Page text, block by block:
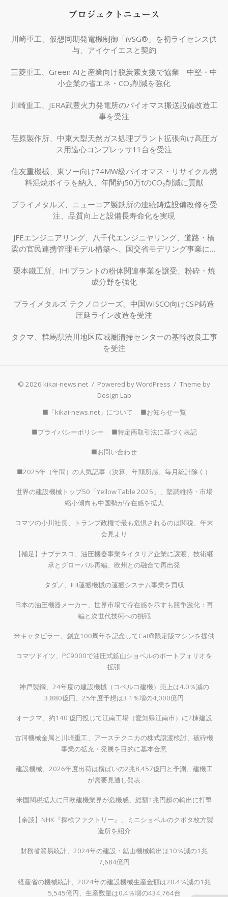
プロジェクトニュース
川崎重工、仮想同期発電機制御「iVSG®」を初ライセンス供
与、アイケイエスと契約
三菱重工、Green AIと産業向け脱炭素支援で協業 中堅・中
小企業の省エネ・CO₂削減を強化
川崎重工、JERA武豊火力発電所のバイオマス搬送設備改造工
事を受注
荏原製作所、中東大型天然ガス処理プラント拡張向け高圧ガ
ス用遠心コンプレッサ11台を受注
住友重機械、東ソー向け74MW級バイオマス・リサイクル燃
料混焼ボイラを納入、年間約50万tのCO₂削減に貢献
プライメタルズ、ニューコア製鉄所の連続鋳造設備改修を受
注、品質向上と設備長寿命化を実現
JFEエンジニアリング、八千代エンジニヤリング、道路・橋
梁の官民連携管理モデル構築へ、国交省モデリング事業に採
栗本鐵工所、IHIプラントの粉体関連事業を譲受、粉砕・焼
成分野を強化
プライメタルズ テクノロジーズ、中国WISCO向けCSP鋳造
圧延ライン改造を受注
タクマ、群馬県渋川地区広域圏清掃センターの基幹改良工事
を受注
© 2026 kikai-news.net / Powered by WordPress / Theme by
Design Lab
■「kikai-news.net」について
■お知らせ一覧
■プライバシーポリシー ■特定商取引法に基づく表記
■お問い合わせ
■2025年（年間）の人気記事（決算、年頭所感、毎月統計除く）
世界の建設機械トップ50「Yellow Table 2025」、堅調維持・市場
縮小傾向も中国勢が存在感を拡大
コマツの小川社長、トランプ政権で最も危惧されるのは関税、年末
会見より
【補足】ナブテスコ、油圧機器事業をイタリア企業に譲渡、技術継
承とグローバル再編、欧州との融合で再出発
タダノ、IHI運搬機械の運搬システム事業を買収
日本の油圧機器メーカー、世界市場で存在感を示すも競争激化：再
編と次世代技術への挑戦
米キャタピラー、創立100周年を記念してCat®限定版マシンを提供
コマツドイツ、PC9000で油圧式鉱山ショベルのポートフォリオを
拡張
神戸製鋼、24年度の建設機械（コベルコ建機）売上は4.0％減の
3,880億円、25年度予想は3.1％増の4,000億円
オークマ、約140 億円投じて江南工場（愛知県江南市）に2棟建設
古河機械金属と川崎重工、アーステクニカの株式譲渡検討、破砕機
事業の拡充・発展を目的に基本合意
建設機械、2026年度出荷は横ばいの2兆8,457億円と予測、建機工
が需要見通し発表
米国関税拡大に日欧建機業界が危機感、総額1兆円超の輸出に打撃
【余談】NHK『探検ファクトリー』、ミニショベルのクボタ枚方製
造所を紹介
財務省貿易統計、2024年の建設・鉱山機械輸出は10％減の1兆
7,684億円
経産省の機械統計、2024年の建設機械生産金額は20.4％減の1兆
5,545億円、生産数量は0.4％増の434,764台